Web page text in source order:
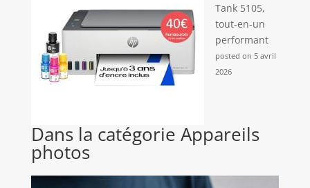
Tank 5105,
tout-en-un
performant
posted on 5 avril
2026
Dans la catégorie Appareils
photos